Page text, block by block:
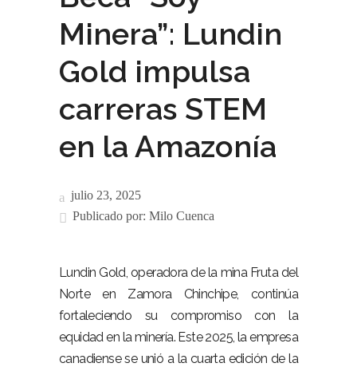
Minera”: Lundin
Gold impulsa
carreras STEM
en la Amazonía
julio 23, 2025
Publicado por: Milo Cuenca
Lundin Gold, operadora de la mina Fruta del
Norte en Zamora Chinchipe, continúa
fortaleciendo su compromiso con la
equidad en la minería. Este 2025, la empresa
canadiense se unió a la cuarta edición de la